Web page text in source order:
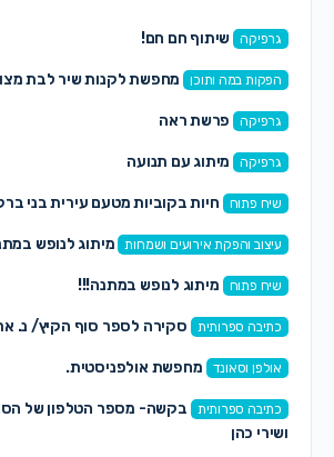
גרפיקה שיתוף חם חם!
הפקות במה ותוכן מחפשת לקנות שיר לבת
גרפיקה פרשת ראה
גרפיקה מיתוג עם תנועה
שיח פתוח חיות בקוביות מטעם עירית בני
עיצוב והפקת אירועים ושמחות מיתוג לנופש
שיח פתוח מיתוג לנופש במתנה!!!
כתיבה ספרותית סקירה לספר סוף הקיץ/ נ.
אולפן וסאונד מחפשת אולפניסטית.
כתיבה ספרותית
בקשה- מספר הטלפון של
ושירי כהן